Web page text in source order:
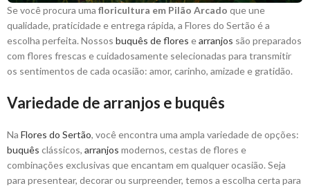
Se você procura uma floricultura em Pilão Arcado que une
qualidade, praticidade e entrega rápida, a Flores do Sertão é a
escolha perfeita. Nossos buquês de flores earranjos são preparados
com flores frescas e cuidadosamente selecionadas para transmitir
os sentimentos de cada ocasião: amor, carinho, amizade e gratidão.
Variedade de arranjos e buquês
Na Flores do Sertão, você encontra uma ampla variedade de opções:
buquês clássicos, arranjos modernos, cestas de flores e
combinações exclusivas que encantam em qualquer ocasião. Seja
para presentear, decorar ou surpreender, temos a escolha certa para